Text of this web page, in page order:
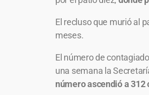
El recluso que murió al
meses.
El número de
una semana la
número ascendió a 312